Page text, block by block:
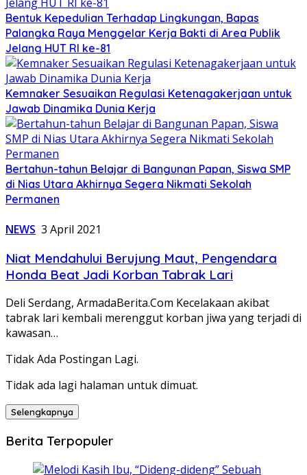
Bentuk Kepedulian Terhadap Lingkungan, Bapas
Palangka Raya Menggelar Kerja Bakti di Area Publik
Jelang HUT RI ke-81
Kemnaker Sesuaikan Regulasi Ketenagakerjaan untuk
Jawab Dinamika Dunia Kerja
Bertahun-tahun Belajar di Bangunan Papan, Siswa SMP
di Nias Utara Akhirnya Segera Nikmati Sekolah
Permanen
NEWS 3 April 2021
Niat Mendahului Berujung Maut, Pengendara
Honda Beat Jadi Korban Tabrak Lari
Deli Serdang, ArmadaBerita.Com Kecelakaan akibat
tabrak lari kembali merenggut korban jiwa yang terjadi di
kawasan…
Tidak Ada Postingan Lagi.
Tidak ada lagi halaman untuk dimuat.
Selengkapnya
Berita Terpopuler